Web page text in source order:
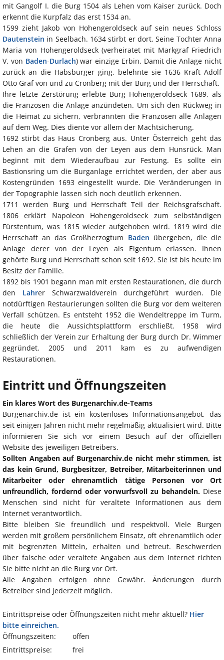
mit Gangolf I. die Burg 1504 als Lehen vom Kaiser zurück. Doch
erkennt die Kurpfalz das erst 1534 an.
1599 zieht Jakob von Hohengeroldseck auf sein neues Schloss
Dautenstein in Seelbach. 1634 stirbt er dort. Seine Tochter Anna
Maria von Hohengeroldseck (verheiratet mit Markgraf Friedrich
V. von Baden-Durlach) war einzige Erbin. Damit die Anlage nicht
zurück an die Habsburger ging, belehnte sie 1636 Kraft Adolf
Otto Graf von und zu Cronberg mit der Burg und der Herrschaft.
Ihre letzte Zerstörung erlebte Burg Hohengeroldseck 1689, als
die Franzosen die Anlage anzündeten. Um sich den Rückweg in
die Heimat zu sichern, verbrannten die Franzosen alle Anlagen
auf dem Weg. Dies diente vor allem der Machtsicherung.
1692 stirbt das Haus Cronberg aus. Unter Österreich geht das
Lehen an die Grafen von der Leyen aus dem Hunsrück. Man
beginnt mit dem Wiederaufbau zur Festung. Es sollte ein
Bastionsring um die Burganlage errichtet werden, der aber aus
Kostengründen 1693 eingestellt wurde. Die Veränderungen in
der Topographie lassen sich noch deutlich erkennen.
1711 werden Burg und Herrschaft Teil der Reichsgrafschaft.
1806 erklärt Napoleon Hohengeroldseck zum selbständigen
Fürstentum, was 1815 wieder aufgehoben wird. 1819 wird die
Herrschaft an das Großherzogtum Baden übergeben, die die
Anlage derer von der Leyen als Eigentum erlassen. Ihnen
gehörte Burg und Herrschaft schon seit 1692. Sie ist bis heute im
Besitz der Familie.
1892 bis 1901 begann man mit ersten Restaurationen, die durch
den Lahrer Schwarzwaldverein durchgeführt wurden. Die
notdürftigen Restaurierungen sollten die Burg vor dem weiteren
Verfall schützen. Es entsteht 1952 die Wendeltreppe im Turm,
die heute die Aussichtsplattform erschließt. 1958 wird
schließlich der Verein zur Erhaltung der Burg durch Dr. Wimmer
gegründet. 2005 und 2011 kam es zu aufwendigen
Restaurationen.
Eintritt und Öffnungszeiten
Ein klares Wort des Burgenarchiv.de-Teams
Burgenarchiv.de ist ein kostenloses Informationsangebot, das
seit einigen Jahren nicht mehr regelmäßig aktualisiert wird. Bitte
informieren Sie sich vor einem Besuch auf der offiziellen
Website des jeweiligen Betreibers.
Sollten Angaben auf Burgenarchiv.de nicht mehr stimmen, ist
das kein Grund, Burgbesitzer, Betreiber, Mitarbeiterinnen und
Mitarbeiter oder ehrenamtlich tätige Personen vor Ort
unfreundlich, fordernd oder vorwurfsvoll zu behandeln. Diese
Menschen sind nicht für veraltete Informationen aus dem
Internet verantwortlich.
Bitte bleiben Sie freundlich und respektvoll. Viele Burgen
werden mit großem persönlichem Einsatz, oft ehrenamtlich oder
mit begrenzten Mitteln, erhalten und betreut. Beschwerden
über falsche oder veraltete Angaben aus dem Internet richten
Sie bitte nicht an die Burg vor Ort.
Alle Angaben erfolgen ohne Gewähr. Änderungen durch
Betreiber sind jederzeit möglich.
Eintrittspreise oder Öffnungszeiten nicht mehr aktuell? Hier
bitte einreichen.
Öffnungszeiten:
offen
Eintrittspreise:
frei